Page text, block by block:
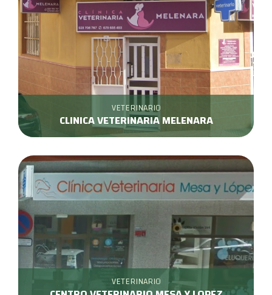
VETERINARIO
CLINICA VETERINARIA MELENARA
VETERINARIO